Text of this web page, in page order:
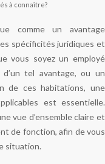
à connaître?
comme un avantage
spécificités juridiques et
vous soyez un employé
tel avantage, ou un
de ces habitations, une
est essentielle.
vue d’ensemble claire et
de fonction, afin de vous
situation.